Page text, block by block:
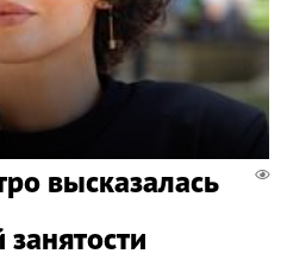
высказалась